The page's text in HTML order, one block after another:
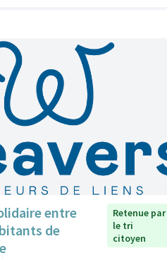
entre
de
Retenue par
le tri
citoyen